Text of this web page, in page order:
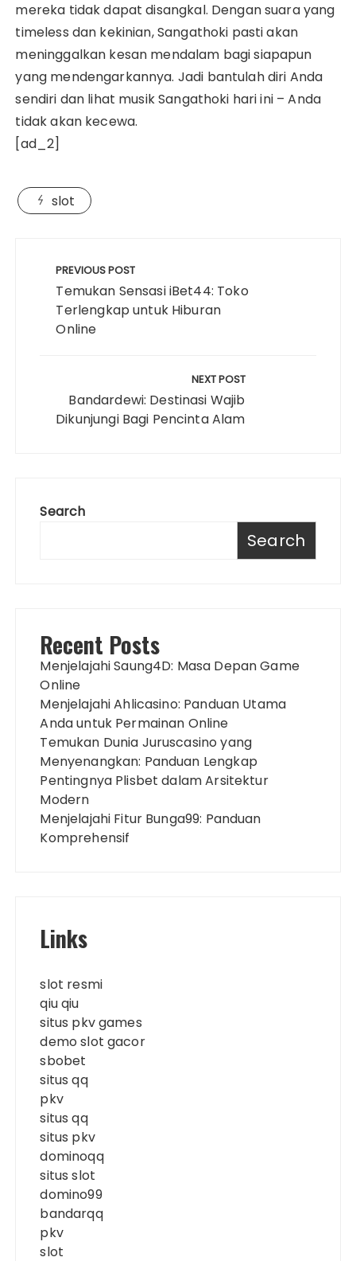
mereka tidak dapat disangkal. Dengan suara yang
timeless dan kekinian, Sangathoki pasti akan
meninggalkan kesan mendalam bagi siapapun
yang mendengarkannya. Jadi bantulah diri Anda
sendiri dan lihat musik Sangathoki hari ini – Anda
tidak akan kecewa.
[ad_2]
slot
navigation
PREVIOUS POST
Temukan Sensasi iBet44: Toko
Terlengkap untuk Hiburan
Online
NEXT POST
Bandardewi: Destinasi Wajib
Dikunjungi Bagi Pencinta Alam
Search
Search
Recent Posts
Menjelajahi Saung4D: Masa Depan Game
Online
Menjelajahi Ahlicasino: Panduan Utama
Anda untuk Permainan Online
Temukan Dunia Juruscasino yang
Menyenangkan: Panduan Lengkap
Pentingnya Plisbet dalam Arsitektur
Modern
Menjelajahi Fitur Bunga99: Panduan
Komprehensif
Links
slot resmi
qiu qiu
situs pkv games
demo slot gacor
sbobet
situs qq
pkv
situs qq
situs pkv
dominoqq
situs slot
domino99
bandarqq
pkv
slot